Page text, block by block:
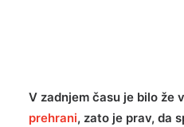
Pridruži se nam!
V zadnjem času je bilo že
prehrani, zato je prav, da